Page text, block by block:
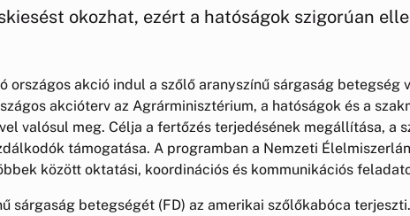
okozhat, ezért a hatóságok szigorúan
országos akció indul a szőlő aranyszínű sárgaság betegség
akcióterv az Agrárminisztérium, a hatóságok és a
valósul meg. Célja a fertőzés terjedésének megállítása, a
támogatása. A programban a Nemzeti
között oktatási, koordinációs és kommunikációs
sárgaság betegségét (FD) az amerikai szőlőkabóca